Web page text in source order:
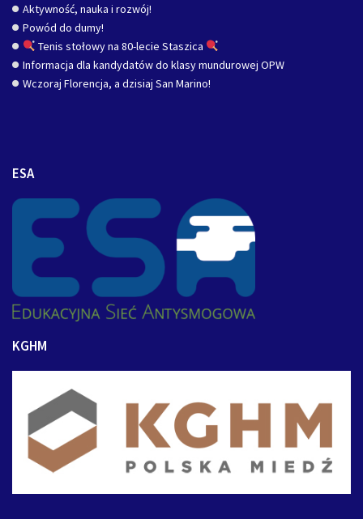
Aktywność, nauka i rozwój!
Powód do dumy!
Tenis stołowy na 80-lecie Staszica
Informacja dla kandydatów do klasy mundurowej OPW
Wczoraj Florencja, a dzisiaj San Marino!
ESA
KGHM